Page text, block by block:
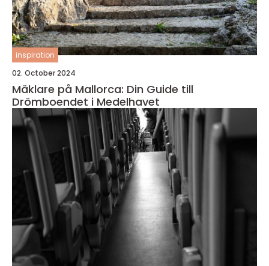
inspiration
02. October 2024
Mäklare på Mallorca: Din Guide till
Drömboendet i Medelhavet